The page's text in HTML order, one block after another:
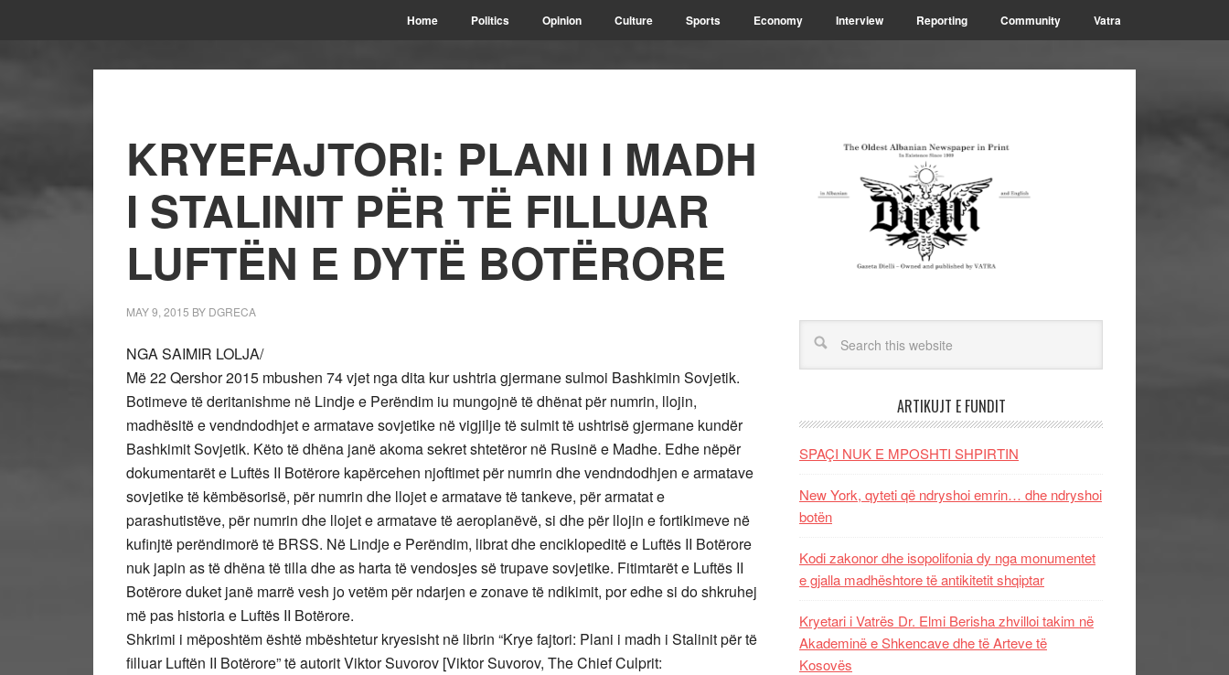
Home Politics Opinion Culture Sports Economy Interview Reporting Community Vatra
KRYEFAJTORI: PLANI I MADH
I STALINIT PËR TË FILLUAR
LUFTËN E DYTË BOTËRORE
MAY 9, 2015 BY DGRECA
NGA SAIMIR LOLJA/
Më 22 Qershor 2015 mbushen 74 vjet nga dita kur ushtria gjermane sulmoi Bashkimin Sovjetik.
Botimeve të deritanishme në Lindje e Perëndim iu mungojnë të dhënat për numrin, llojin,
madhësitë e vendndodhjet e armatave sovjetike në vigjilje të sulmit të ushtrisë gjermane kundër
Bashkimit Sovjetik. Këto të dhëna janë akoma sekret shtetëror në Rusinë e Madhe. Edhe nëpër
dokumentarët e Luftës II Botërore kapërcehen njoftimet për numrin dhe vendndodhjen e armatave
sovjetike të këmbësorisë, për numrin dhe llojet e armatave të tankeve, për armatat e
parashutistëve, për numrin dhe llojet e armatave të aeroplanëvë, si dhe për llojin e fortikimeve në
kufinjtë perëndimorë të BRSS. Në Lindje e Perëndim, librat dhe enciklopeditë e Luftës II Botërore
nuk japin as të dhëna të tilla dhe as harta të vendosjes së trupave sovjetike. Fitimtarët e Luftës II
Botërore duket janë marrë vesh jo vetëm për ndarjen e zonave të ndikimit, por edhe si do shkruhej
më pas historia e Luftës II Botërore.
Shkrimi i mëposhtëm është mbështetur kryesisht në librin “Krye fajtori: Plani i madh i Stalinit për të
filluar Luftën II Botërore” të autorit Viktor Suvorov [Viktor Suvorov, The Chief Culprit:
ARTIKUJT E FUNDIT
SPAÇI NUK E MPOSHTI SHPIRTIN
New York, qyteti që ndryshoi emrin… dhe ndryshoi
botën
Kodi zakonor dhe isopolifonia dy nga monumentet
e gjalla madhështore të antikitetit shqiptar
Kryetari i Vatrës Dr. Elmi Berisha zhvilloi takim në
Akademinë e Shkencave dhe të Arteve të
Kosovës